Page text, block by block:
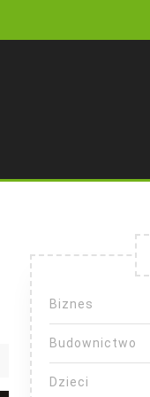
Biznes
Budownictwo
Dzieci